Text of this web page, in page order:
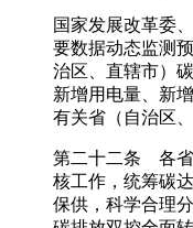
国家发展改革委
要数据动态监测
治区、直辖市）
新增用电量、新
有关省（自治区
第二十二条 各省
核工作，统筹碳
保供，科学合理